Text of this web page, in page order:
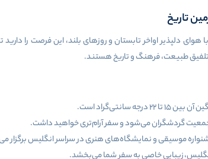
دلپذیر اواخر تابستان و روزهای بلند، این فرصت را
طبیعت، فرهنگ و تاریخ هستند.
است.
گردشگران می‌شود و سفر آرام‌تری خواهید داشت.
موسیقی و نمایشگاه‌های هنری در سراسر انگلیس برگزار
زیبایی خاصی به سفر شما می‌بخشد.